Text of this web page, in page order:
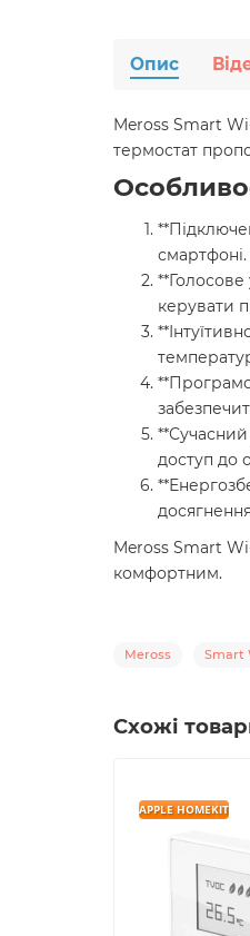
Опис
Meross Smart
термостат
керувати
доступ до
Meross Smart
комфортним.
Meross Smart
Схожі
APPLE HOMEKIT